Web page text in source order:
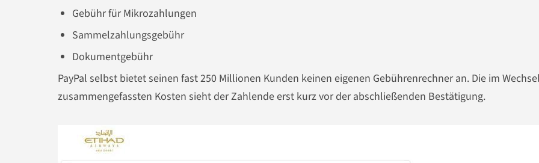
Gebühr für Mikrozahlungen
Sammelzahlungsgebühr
Dokumentgebühr
PayPal selbst bietet seinen fast 250 Millionen Kunden keinen eigenen Gebührenrechner an. Die im
zusammengefassten Kosten sieht der Zahlende erst kurz vor der abschließenden Bestätigung.